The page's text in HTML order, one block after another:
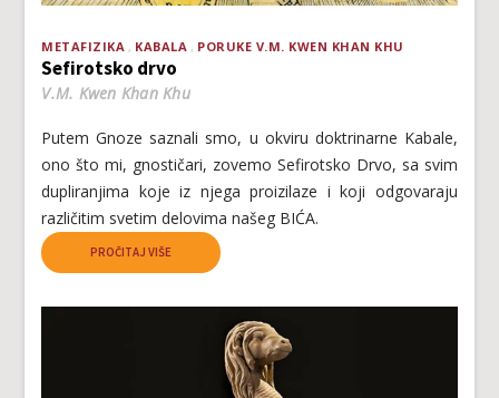
METAFIZIKA KABALA PORUKE V.M. KWEN KHAN KHU
Sefirotsko drvo
V.M. Kwen Khan Khu
Putem Gnoze saznali smo, u okviru doktrinarne Kabale,
ono što mi, gnostičari, zovemo Sefirotsko Drvo, sa svim
dupliranjima koje iz njega proizilaze i koji odgovaraju
različitim svetim delovima našeg BIĆA.
PROČITAJ VIŠE